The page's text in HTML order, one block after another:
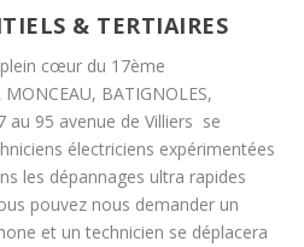
& TERTIAIRES
cœur du 17ème
BATIGNOLES,
au 95 avenue de Villiers se
électriciens expérimentées
les dépannages ultra rapides
pouvez nous demander un
et un technicien se déplacera